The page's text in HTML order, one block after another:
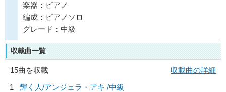
楽器：ピアノ
編成：ピアノソロ
グレード：中級
収載曲一覧
15曲を収載
収載曲の詳細
1
輝く人/アンジェラ・アキ /中級